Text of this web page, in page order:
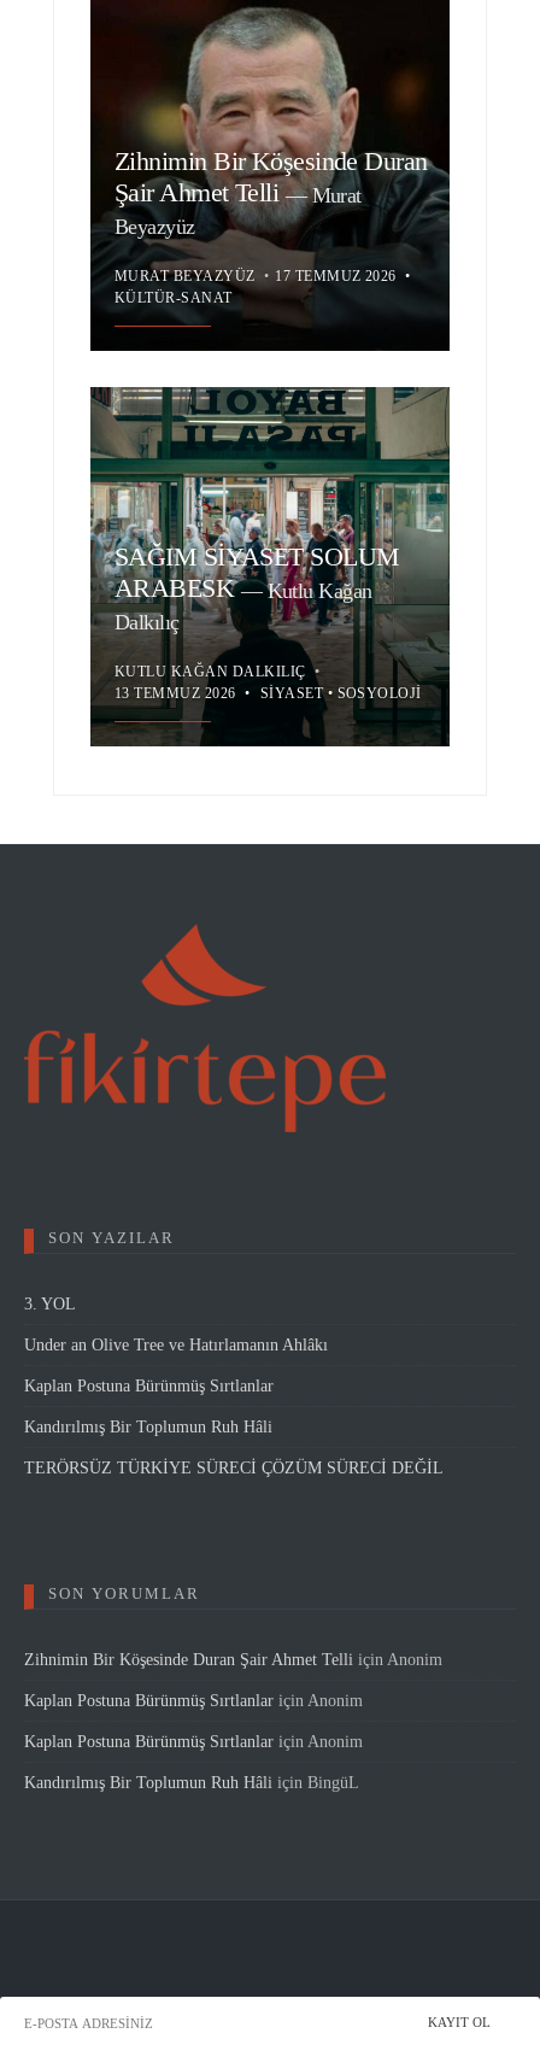
Zihnimin Bir Köşesinde Duran
Şair Ahmet Telli—Murat
Beyazyüz
MURAT BEYAZYÜZ • 17 TEMMUZ 2026 •
KÜLTÜR-SANAT
SAĞIM SİYASET SOLUM
ARABESK—Kutlu Kağan
Dalkılıç
KUTLU KAĞAN DALKILIÇ •
13 TEMMUZ 2026 • SIYASET• SOSYOLOJI
SON YAZILAR
3. YOL
Under an Olive Tree ve Hatırlamanın Ahlâkı
Kaplan Postuna Bürünmüş Sırtlanlar
Kandırılmış Bir Toplumun Ruh Hâli
TERÖRSÜZ TÜRKİYE SÜRECİ ÇÖZÜM SÜRECİ DEĞİL
SON YORUMLAR
Zihnimin Bir Köşesinde Duran Şair Ahmet Telli için Anonim
Kaplan Postuna Bürünmüş Sırtlanlar için Anonim
Kaplan Postuna Bürünmüş Sırtlanlar için Anonim
Kandırılmış Bir Toplumun Ruh Hâli için BingüL